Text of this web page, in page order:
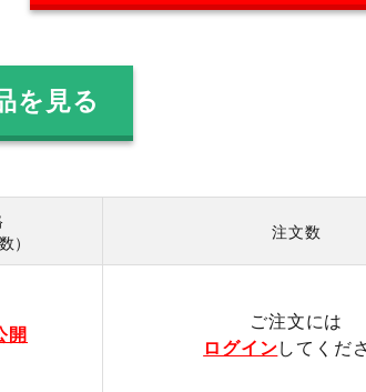
を見る
）
注文数
開
ご注文には
ログインしてくだ